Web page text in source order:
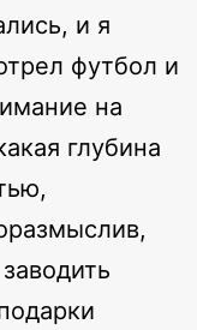
и я
футбол и
на
глубина